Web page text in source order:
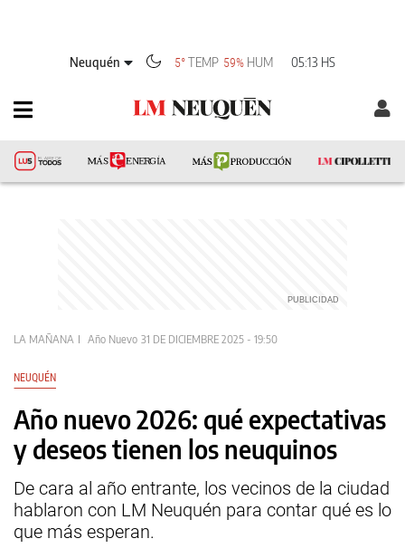
Neuquén 5° TEMP 59% HUM 05:13 HS
LA MAÑANA Año Nuevo 31 DE DICIEMBRE 2025 - 19:50
NEUQUÉN
Año nuevo 2026: qué expectativas
y deseos tienen los neuquinos
De cara al año entrante, los vecinos de la ciudad
hablaron con LM Neuquén para contar qué es lo
que más esperan.